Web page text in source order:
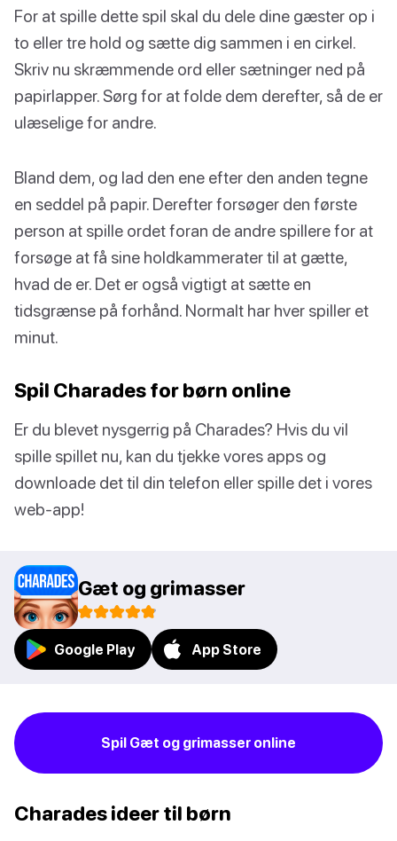
For at spille dette spil skal du dele dine gæster op i
to eller tre hold og sætte dig sammen i en cirkel.
Skriv nu skræmmende ord eller sætninger ned på
papirlapper. Sørg for at folde dem derefter, så de er
ulæselige for andre.
Bland dem, og lad den ene efter den anden tegne
en seddel på papir. Derefter forsøger den første
person at spille ordet foran de andre spillere for at
forsøge at få sine holdkammerater til at gætte,
hvad de er. Det er også vigtigt at sætte en
tidsgrænse på forhånd. Normalt har hver spiller et
minut.
Spil Charades for børn online
Er du blevet nysgerrig på Charades? Hvis du vil
spille spillet nu, kan du tjekke vores apps og
downloade det til din telefon eller spille det i vores
web-app!
Gæt og grimasser
Google Play App Store
Spil Gæt og grimasser online
Charades ideer til børn